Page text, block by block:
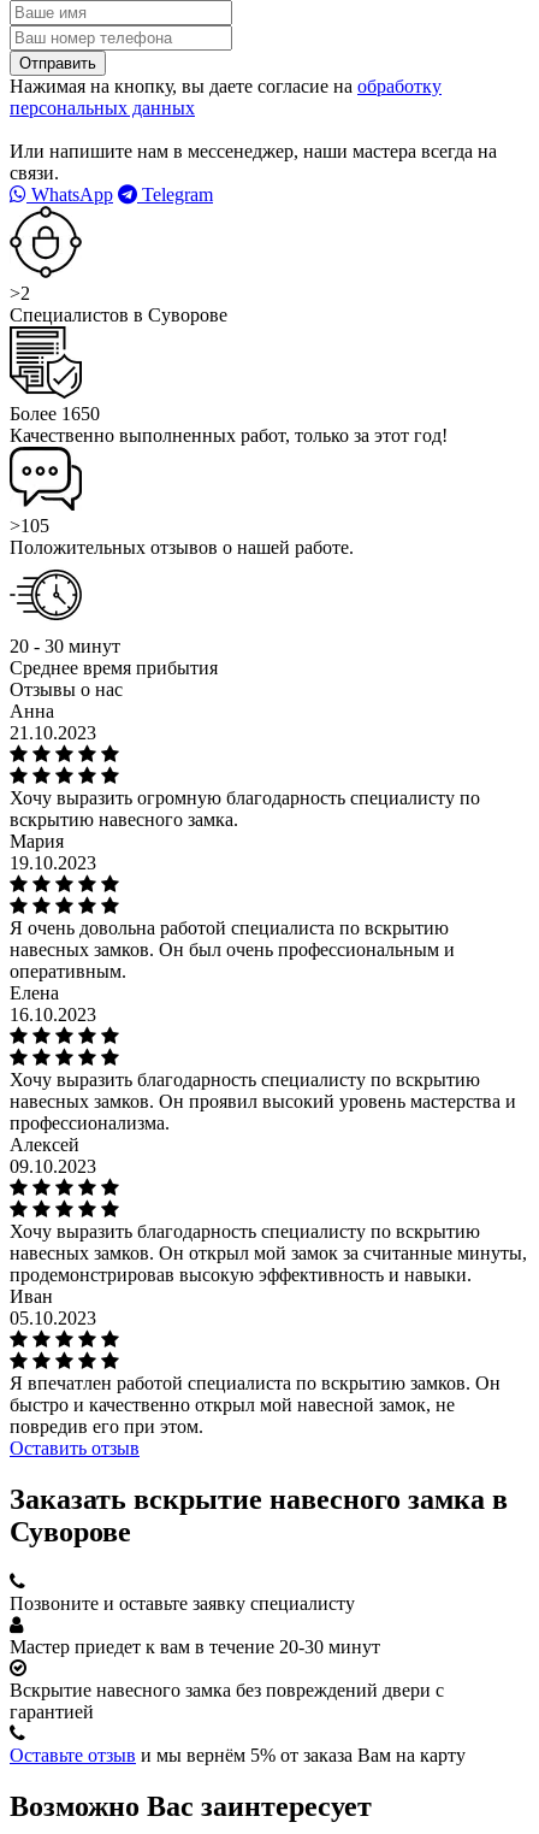
Нажимая на кнопку, вы даете согласие на обработку
персональных данных
Или напишите нам в мессенеджер, наши мастера всегда на
связи.
WhatsApp
Telegram
>2
Специалистов в Суворове
Более 1650
Качественно выполненных работ, только за этот год!
>105
Положительных отзывов о нашей работе.
20 - 30 минут
Среднее время прибытия
Отзывы о нас
Анна
21.10.2023
Хочу выразить огромную благодарность специалисту по
вскрытию навесного замка.
Мария
19.10.2023
Я очень довольна работой специалиста по вскрытию
навесных замков. Он был очень профессиональным и
оперативным.
Елена
16.10.2023
Хочу выразить благодарность специалисту по вскрытию
навесных замков. Он проявил высокий уровень мастерства и
профессионализма.
Алексей
09.10.2023
Хочу выразить благодарность специалисту по вскрытию
навесных замков. Он открыл мой замок за считанные минуты,
продемонстрировав высокую эффективность и навыки.
Иван
05.10.2023
Я впечатлен работой специалиста по вскрытию замков. Он
быстро и качественно открыл мой навесной замок, не
повредив его при этом.
Оставить отзыв
Заказать вскрытие навесного замка в
Суворове
Позвоните и оставьте заявку специалисту
Мастер приедет к вам в течение 20-30 минут
Вскрытие навесного замка без повреждений двери с
гарантией
Оставьте отзыв и мы вернём 5% от заказа Вам на карту
Возможно Вас заинтересует